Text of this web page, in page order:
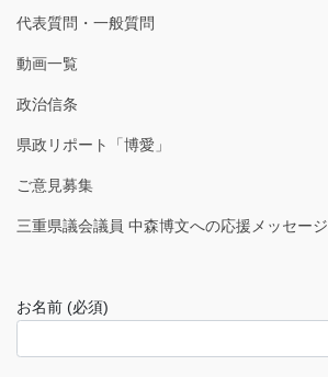
代表質問・一般質問
動画一覧
政治信条
県政リポート「博愛」
ご意見募集
三重県議会議員 中森博文への応援メッセージ
お名前 (必須)